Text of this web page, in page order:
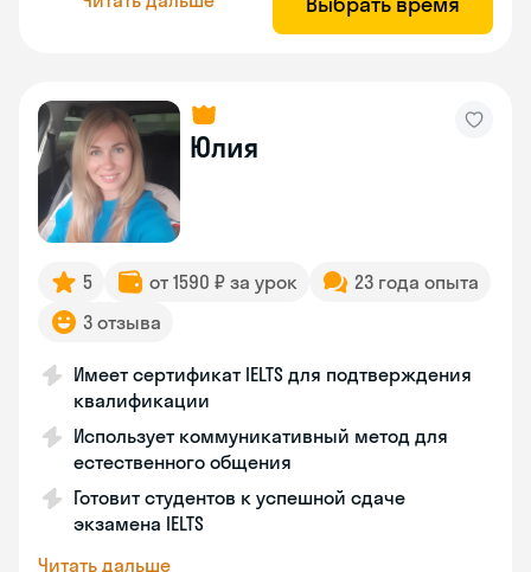
Юлия
5 от 1590 ₽ за урок
23 года опыта
3 отзыва
Имеет сертификат IELTS для подтверждения
квалификации
Использует коммуникативный метод для
естественного общения
Готовит студентов к успешной сдаче
экзамена IELTS
Читать дальше